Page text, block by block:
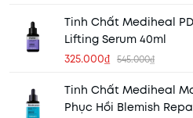
Tinh Chất Mediheal
Lifting Serum 40ml
325.000₫ 545.000₫
Tinh Chất Mediheal
Phục Hồi Blemish